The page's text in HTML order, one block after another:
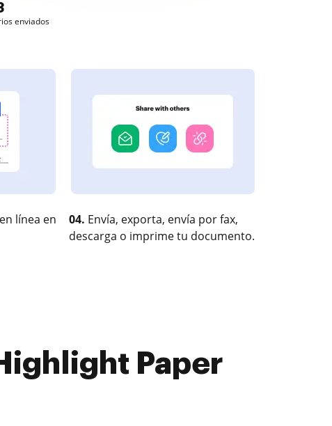
enviados
línea en
04. Envía, exporta, envía por fax,
descarga o imprime tu documento.
Paper